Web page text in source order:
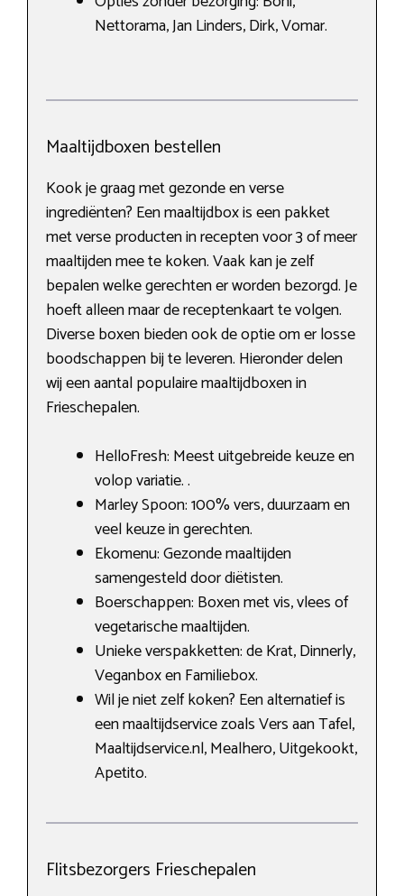
Nettorama, Jan Linders, Dirk, Vomar.
Maaltijdboxen bestellen
Kook je graag met gezonde en verse
ingrediënten? Een maaltijdbox is een pakket
met verse producten in recepten voor 3 of meer
maaltijden mee te koken. Vaak kan je zelf
bepalen welke gerechten er worden bezorgd. Je
hoeft alleen maar de receptenkaart te volgen.
Diverse boxen bieden ook de optie om er losse
boodschappen bij te leveren. Hieronder delen
wij een aantal populaire maaltijdboxen in
Frieschepalen.
HelloFresh: Meest uitgebreide keuze en
volop variatie. .
Marley Spoon: 100% vers, duurzaam en
veel keuze in gerechten.
Ekomenu: Gezonde maaltijden
samengesteld door diëtisten.
Boerschappen: Boxen met vis, vlees of
vegetarische maaltijden.
Unieke verspakketten: de Krat, Dinnerly,
Veganbox en Familiebox.
Wil je niet zelf koken? Een alternatief is
een maaltijdservice zoals Vers aan Tafel,
Maaltijdservice.nl, Mealhero, Uitgekookt,
Apetito.
Flitsbezorgers Frieschepalen